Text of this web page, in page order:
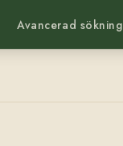
Avancerad sökning